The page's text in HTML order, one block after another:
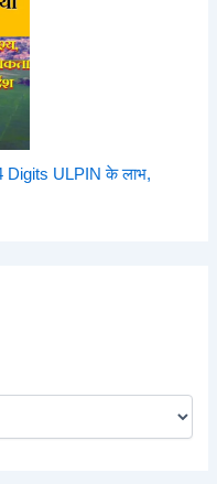
Digits ULPIN के लाभ,